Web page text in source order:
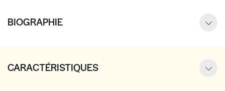
BIOGRAPHIE
CARACTÉRISTIQUES